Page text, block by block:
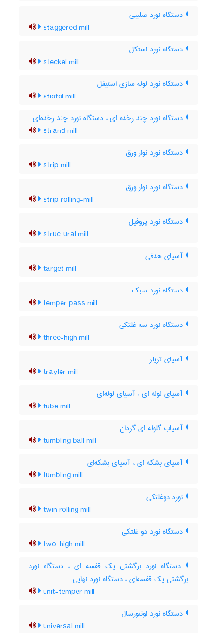
دستگاه نورد صلیبی
staggered mill
دستگاه نورد استکل
steckel mill
دستگاه نورد لوله سازی استیفل
stiefel mill
دستگاه نورد چند رخده ای ، دستگاه نورد چند رخده‌ای
strand mill
دستگاه نورد نوار ورق
strip mill
دستگاه نورد نوار ورق
strip rolling-mill
دستگاه نورد پروفیل
structural mill
آسیای هدفی
target mill
دستگاه نورد سبک
temper pass mill
دستگاه نورد سه غلتکی
three-high mill
آسیای تریلر
trayler mill
آسیای لوله ای ، آسیای لوله‌ای
tube mill
آسیاب گلوله ای گردان
tumbling ball mill
آسیای بشکه ای ، آسیای بشکه‌ای
tumbling mill
نورد دوغلتکی
twin rolling mill
دستگاه نورد دو غلتکی
two-high mill
دستگاه نورد برگشتی یک قفسه ای ، دستگاه نورد
برگشتی یک قفسه‌ای ، دستگاه نورد نهایی
unit-temper mill
دستگاه نورد اونیورسال
universal mill